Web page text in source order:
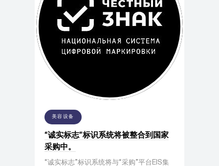
美容设备
“诚实标志”标识系统将被整合到国家
采购中。
“诚实标志”标识系统将与“采购”平台EIS集